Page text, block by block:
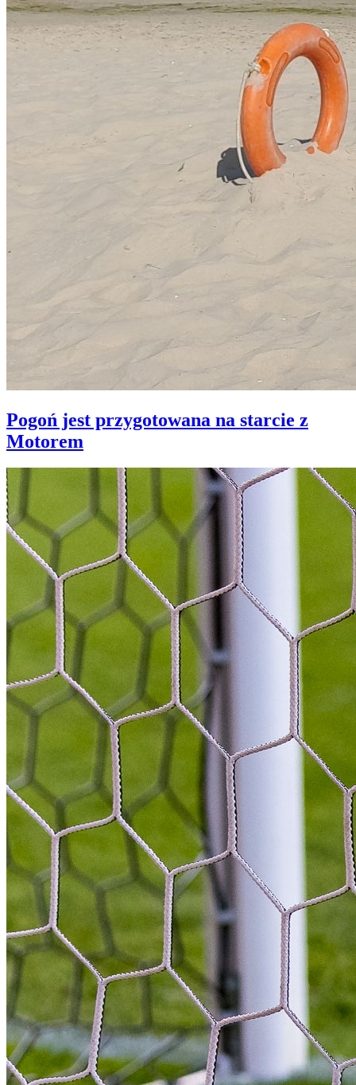
Pogoń jest przygotowana na starcie z
Motorem